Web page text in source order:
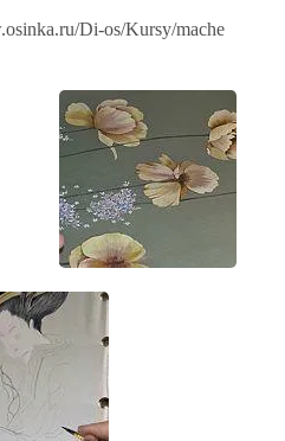
Di-os/Kursy/mache